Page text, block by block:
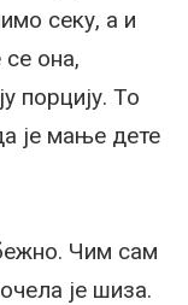
секу, а и
она,
порцију. То
је мање дете
Чим сам
је шиза.